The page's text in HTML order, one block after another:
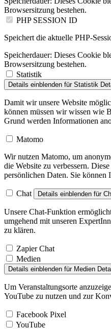
Browsersitzung bestehen.
PHP SESSION ID
Speichert die aktuelle PHP-
Speicherdauer: Dieses Cookie
Browsersitzung bestehen.
Statistik
Details einblenden für Statistik
Damit wir unsere Website
können müssen wir wissen wie
Grund werden Informationen
Matomo
Wir nutzen Matomo, um
die Website zu verbessern.
persönlichen Daten. Sie können
Chat Details einblenden für
Unsere Chat-Funktion
umgehend mit unseren
zu klären.
Zapier Chat
Medien
Details einblenden für Medien
Um Veranstaltungsorte
YouTube zu nutzen und zur
Facebook Pixel
YouTube